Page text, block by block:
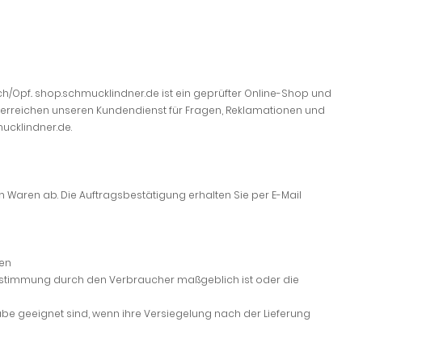
Opf. shop.schmucklindner.de ist ein geprüfter Online-Shop und
unseren Kundendienst für Fragen, Reklamationen und
ab. Die Auftragsbestätigung erhalten Sie per E-Mail
durch den Verbraucher maßgeblich ist oder die
geeignet sind, wenn ihre Versiegelung nach der Lieferung